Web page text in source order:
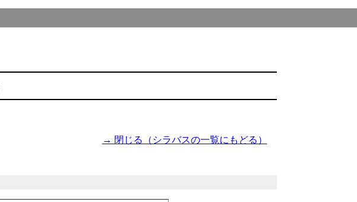
→ 閉じる（シラバスの一覧にもどる）